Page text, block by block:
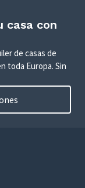
casa con
de casas de
toda Europa. Sin